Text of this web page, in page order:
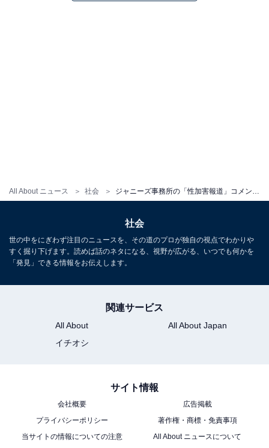
All About ニュース 社会
社会
世の中をにぎわず注目のニュースを、その道のプロが独自の視点でわかりや
すく掘り下げます。読めば話のネタになる、視野が広がる、いつでも何かを
「発見」できる情報をお伝えします。
関連サービス
All About
All About Japan
イチオシ
サイト情報
会社概要
広告掲載
プライバシーポリシー
著作権・商標・免責事項
当サイトの情報についての注意
All About ニュースについて